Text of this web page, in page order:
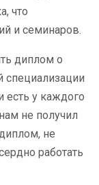
что
и семинаров.
диплом о
есть у каждого
не получил
не
работать